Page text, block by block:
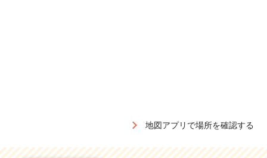
地図アプリで場所を確認する